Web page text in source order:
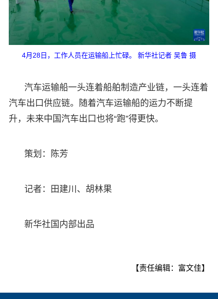
4月28日，工作人员在运输船上忙碌。 新华社记者 吴鲁 摄
汽车运输船一头连着船舶制造产业链，一头连着
汽车出口供应链。随着汽车运输船的运力不断提
升，未来中国汽车出口也将“跑”得更快。
策划：陈芳
记者：田建川、胡林果
新华社国内部出品
【责任编辑：富文佳】